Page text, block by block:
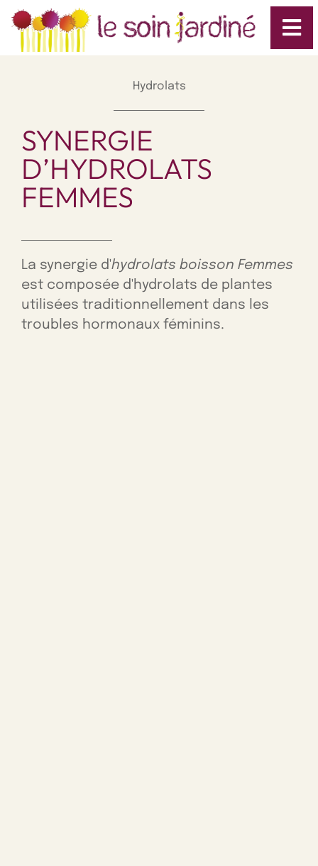
Hydrolats
SYNERGIE
D’HYDROLATS
FEMMES
La synergie d'hydrolats boisson Femmes
est composée d'hydrolats de plantes
utilisées traditionnellement dans les
troubles hormonaux féminins.